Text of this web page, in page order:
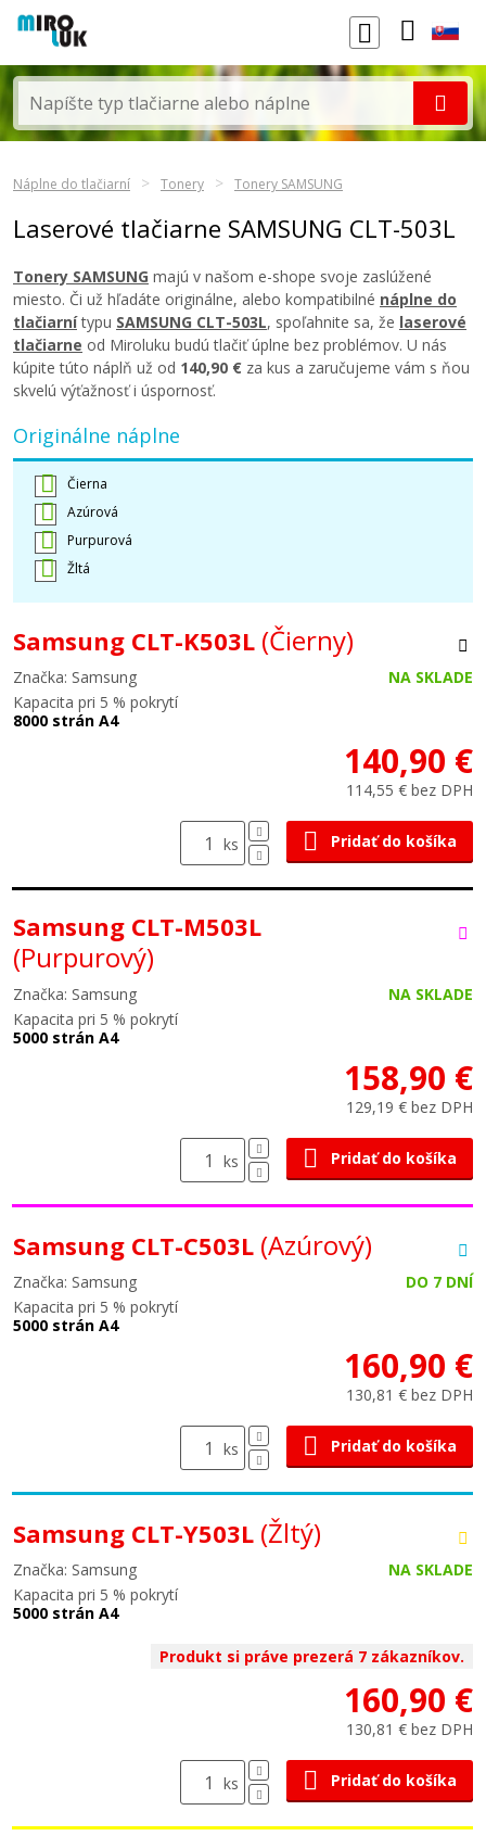
Náplne do tlačiarní Tonery Tonery SAMSUNG
Laserové tlačiarne SAMSUNG CLT-503L
Tonery SAMSUNG majú v našom e-shope svoje zaslúžené
miesto. Či už hľadáte originálne, alebo kompatibilné náplne do
tlačiarnítypu SAMSUNG CLT-503L, spoľahnite sa, že laserové
tlačiarne od Miroluku budú tlačiť úplne bez problémov. U nás
kúpite túto náplň už od 140,90 € za kus a zaručujeme vám s ňou
skvelú výťažnosť i úspornosť.
Originálne náplne
Čierna
Azúrová
Purpurová
Žltá
Samsung CLT-K503L (Čierny)
Značka: Samsung
NA SKLADE
Kapacita pri 5 % pokrytí
8000 strán A4
140,90 €
114,55 € bez DPH
ks Pridať do košíka
Samsung CLT-M503L
(Purpurový)
Značka: Samsung
NA SKLADE
Kapacita pri 5 % pokrytí
5000 strán A4
158,90 €
129,19 € bez DPH
ks Pridať do košíka
Samsung CLT-C503L (Azúrový)
Značka: Samsung
DO 7 DNÍ
Kapacita pri 5 % pokrytí
5000 strán A4
160,90 €
130,81 € bez DPH
ks Pridať do košíka
Samsung CLT-Y503L (Žltý)
Značka: Samsung
NA SKLADE
Kapacita pri 5 % pokrytí
5000 strán A4
Produkt si práve prezerá 7 zákazníkov.
160,90 €
130,81 € bez DPH
ks Pridať do košíka